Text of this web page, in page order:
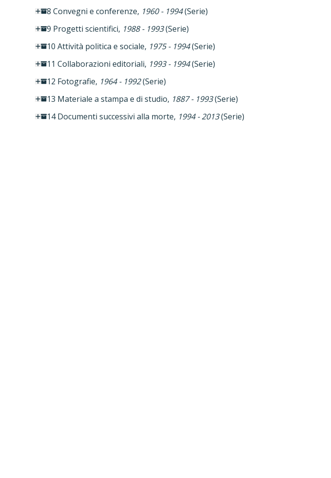
8 Convegni e conferenze, 1960 - 1994(Serie)
9 Progetti scientifici, 1988 - 1993(Serie)
10 Attività politica e sociale, 1975 - 1994(Serie)
11 Collaborazioni editoriali, 1993 - 1994(Serie)
12 Fotografie, 1964 - 1992(Serie)
13 Materiale a stampa e di studio, 1887 - 1993(Serie)
14 Documenti successivi alla morte, 1994 - 2013(Serie)